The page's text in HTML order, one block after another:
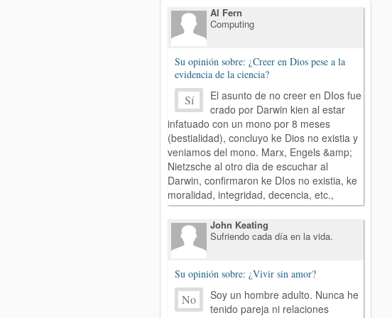
Al Fern
Computing
Su opinión sobre: ¿Creer en Dios pese a la
evidencia de la ciencia?
Sí
El asunto de no creer en DIos fue
crado por Darwin kien al estar
infatuado con un mono por 8 meses
(bestialidad), concluyo ke Dios no existia y
veniamos del mono. Marx, Engels &amp;
Nietzsche al otro dia de escuchar al
Darwin, confirmaron ke DIos no existia, ke
moralidad, integridad, decencia, etc.,
John Keating
Sufriendo cada día en la vida.
Su opinión sobre: ¿Vivir sin amor?
No
Soy un hombre adulto. Nunca he
tenido pareja ni relaciones